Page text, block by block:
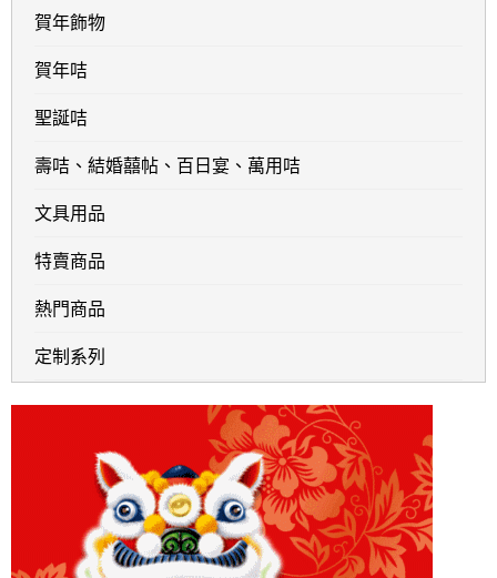
賀年飾物
賀年咭
聖誕咭
壽咭、結婚囍帖、百日宴、萬用咭
文具用品
特賣商品
熱門商品
定制系列